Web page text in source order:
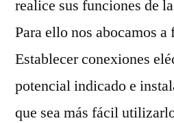
realice sus funciones de
Para ello nos abocamos
Establecer conexiones
potencial indicado e
que sea más fácil